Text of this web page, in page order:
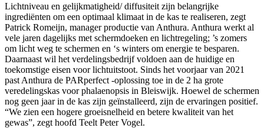
Lichtniveau en gelijkmatigheid/ diffusiteit zijn belangrijke
ingrediënten om een optimaal klimaat in de kas te realiseren, zegt
Patrick Romeijn, manager productie van Anthura. Anthura werkt al
vele jaren dagelijks met schermdoeken en lichtregeling; ’s zomers
om licht weg te schermen en ‘s winters om energie te besparen.
Daarnaast wil het verdelingsbedrijf voldoen aan de huidige en
toekomstige eisen voor lichtuitstoot. Sinds het voorjaar van 2021
past Anthura de PARperfect -oplossing toe in de 2 ha grote
veredelingskas voor phalaenopsis in Bleiswijk. Hoewel de schermen
nog geen jaar in de kas zijn geïnstalleerd, zijn de ervaringen positief.
“We zien een hogere groeisnelheid en betere kwaliteit van het
gewas”, zegt hoofd Teelt Peter Vogel.